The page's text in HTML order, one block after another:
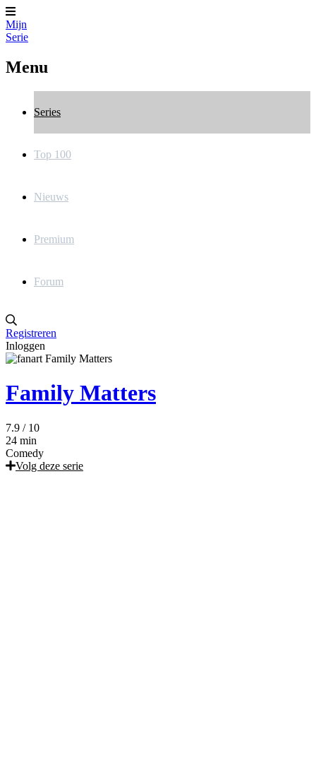
Mijn
Serie
Menu
Series
Top 100
Nieuws
Premium
Forum
Registreren
Inloggen
Family Matters
7.9 / 10
24 min
Comedy
Volg deze serie